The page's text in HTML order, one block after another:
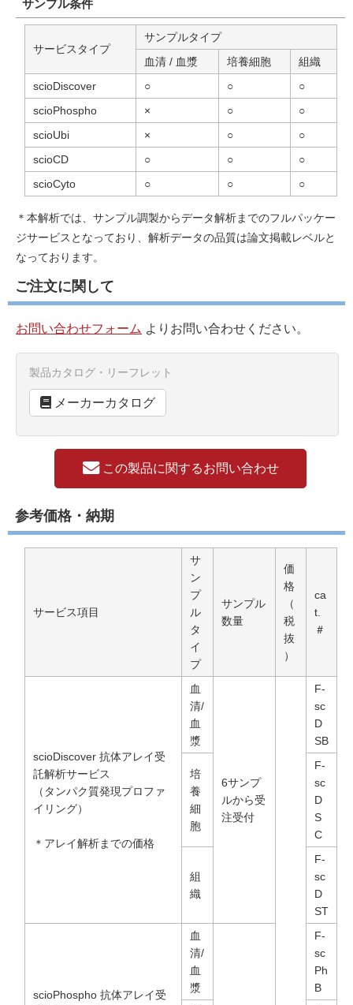
サンプル条件
サービスタイプ
サンプルタイプ
血清 / 血漿
培養細胞
組織
scioDiscover
○ ○
○
scioPhospho
× ○
○
scioUbi
× ○
○
scioCD
○ ○
○
scioCyto
○ ○ ○
＊本解析では、サンプル調製からデータ解析までのフルパッケー
ジサービスとなっており、解析データの品質は論文掲載レベルと
なっております。
ご注文に関して
お問い合わせフォーム よりお問い合わせください。
製品カタログ・リーフレット
メーカーカタログ
この製品に関するお問い合わせ
参考価格・納期
サービス項目
サ
ン
プ
ル
タ
イ
プ
サンプル
数量
価
格
（
税
抜
）
ca
t.
＃
scioDiscover 抗体アレイ受
託解析サービス
（タンパク質発現プロファ
イリング）
＊アレイ解析までの価格
血
清/
血
漿
6サンプ
ルから受
注受付
F-
sc
D
SB
培
養
細
胞
F-
sc
D
S
C
組
織
F-
sc
D
ST
scioPhospho 抗体アレイ受
血
清/
血
漿
F-
sc
Ph
B